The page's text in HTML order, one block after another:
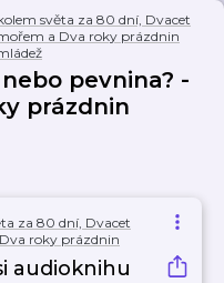
světa za 80 dní, Dvacet
a Dva roky prázdnin
pevnina? -
prázdnin
za 80 dní, Dvacet
roky prázdnin
audioknihu